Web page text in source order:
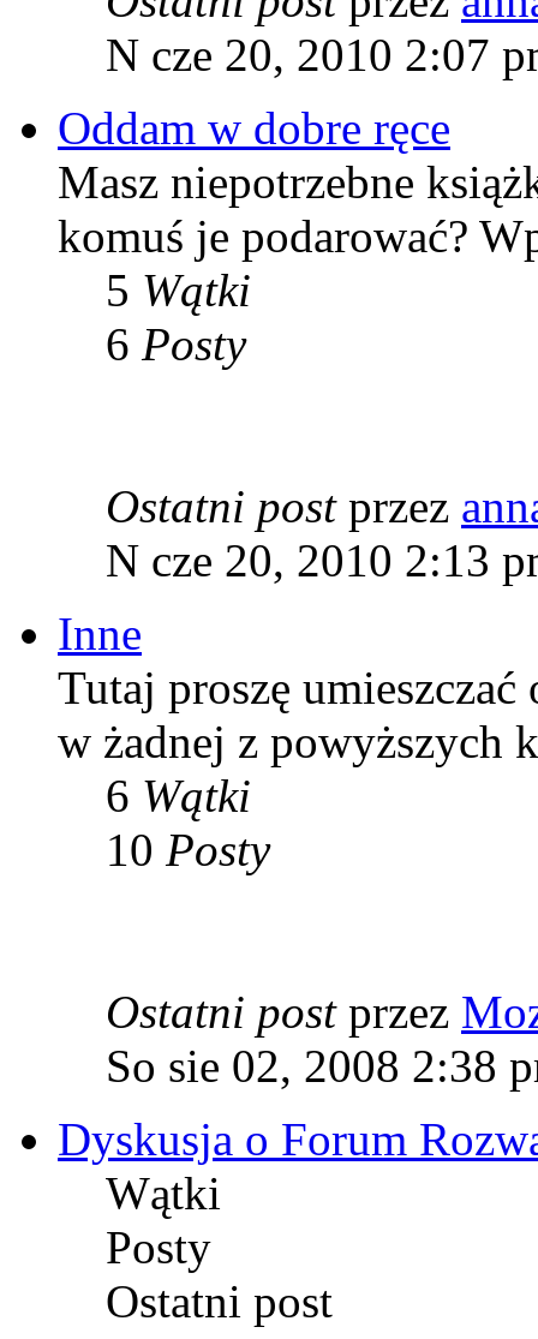
N cze 20, 2010 2:07
Oddam w dobre ręce
Masz niepotrzebne
komuś je podarować?
5 Wątki
6 Posty
Ostatni postprzez
N cze 20, 2010 2:13
Inne
Tutaj proszę umieszczać
w żadnej z powyższych
6 Wątki
10 Posty
Ostatni postprzez
So sie 02, 2008 2:38
Dyskusja o Forum
Wątki
Posty
Ostatni post